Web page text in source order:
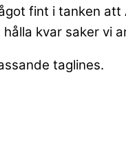
fint i tanken att
kvar saker vi
taglines.